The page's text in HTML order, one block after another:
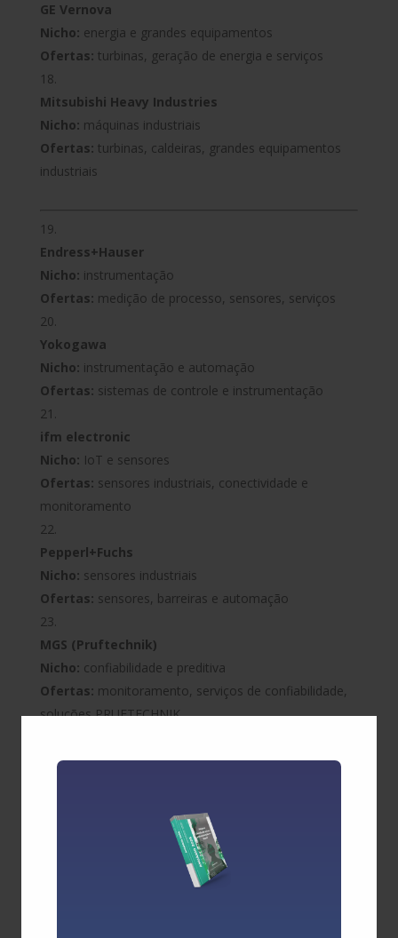
GE Vernova
Nicho: energia e grandes equipamentos
Ofertas: turbinas, geração de energia e serviços
Mitsubishi Heavy Industries
Nicho: máquinas industriais
Ofertas: turbinas, caldeiras, grandes equipamentos
industriais
Endress+Hauser
Nicho: instrumentação
Ofertas: medição de processo, sensores, serviços
Yokogawa
Nicho: instrumentação e automação
Ofertas: sistemas de controle e instrumentação
ifm electronic
Nicho: IoT e sensores
Ofertas: sensores industriais, conectividade e
monitoramento
Pepperl+Fuchs
Nicho: sensores industriais
Ofertas: sensores, barreiras e automação
MGS (Pruftechnik)
Nicho: confiabilidade e preditiva
Ofertas: monitoramento, serviços de confiabilidade,
soluções PRUFTECHNIK
PHD Sensores
medição e inspeção